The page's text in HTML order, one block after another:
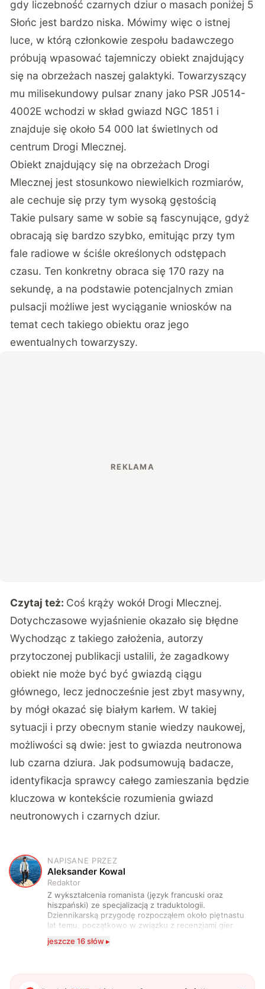
gdy liczebność czarnych dziur o masach poniżej 5
Słońc jest bardzo niska. Mówimy więc o istnej
luce, w którą członkowie zespołu badawczego
próbują wpasować tajemniczy obiekt znajdujący
się na obrzeżach naszej galaktyki. Towarzyszący
mu milisekundowy pulsar znany jako PSR J0514-
4002E wchodzi w skład gwiazd NGC 1851 i
znajduje się około 54 000 lat świetlnych od
centrum Drogi Mlecznej.
Obiekt znajdujący się na obrzeżach Drogi
Mlecznej jest stosunkowo niewielkich rozmiarów,
ale cechuje się przy tym wysoką gęstością
Takie pulsary same w sobie są fascynujące, gdyż
obracają się bardzo szybko, emitując przy tym
fale radiowe w ściśle określonych odstępach
czasu. Ten konkretny obraca się 170 razy na
sekundę, a na podstawie potencjalnych zmian
pulsacji możliwe jest wyciąganie wniosków na
temat cech takiego obiektu oraz jego
ewentualnych towarzyszy.
Czytaj też: Coś krąży wokół Drogi Mlecznej.
Dotychczasowe wyjaśnienie okazało się błędne
Wychodząc z takiego założenia, autorzy
przytoczonej publikacji ustalili, że zagadkowy
obiekt nie może być być gwiazdą ciągu
głównego, lecz jednocześnie jest zbyt masywny,
by mógł okazać się białym karłem. W takiej
sytuacji i przy obecnym stanie wiedzy naukowej,
możliwości są dwie: jest to gwiazda neutronowa
lub czarna dziura. Jak podsumowują badacze,
identyfikacja sprawcy całego zamieszania będzie
kluczowa w kontekście rozumienia gwiazd
neutronowych i czarnych dziur.
A
NAPISANE PRZEZ
Aleksander Kowal
Redaktor
Z wykształcenia romanista (język francuski oraz
hiszpański) ze specjalizacją z traduktologii.
Dziennikarską przygodę rozpocząłem około piętnastu
lat temu, początkowo w związku z recenzjami gier
zdecydowanie częściej na tematy związane z nauką
także uprawiać oraz oglądać sport.
jeszcze 16 słów ▸